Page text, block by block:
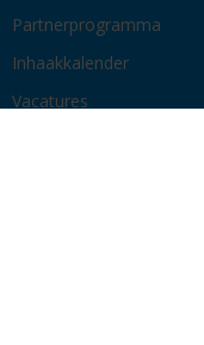
Partnerprogramma
Inhaakkalender
Vacatures